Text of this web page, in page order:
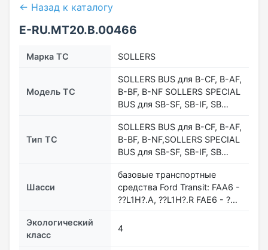
← Назад к каталогу
E-RU.МТ20.B.00466
Марка ТС SOLLERS
Модель ТС
SOLLERS BUS для B-CF, B-AF,
B-BF, B-NF SOLLERS SPECIAL
BUS для SB-SF, SB-IF, SB…
Тип ТС
SOLLERS BUS для B-CF, B-AF,
B-BF, B-NF,SOLLERS SPECIAL
BUS для SB-SF, SB-IF, SB…
Шасси
базовые транспортные
средства Ford Transit: FAA6 -
??L1H?.A, ??L1H?.R FAE6 - ?…
Экологический
класс
4